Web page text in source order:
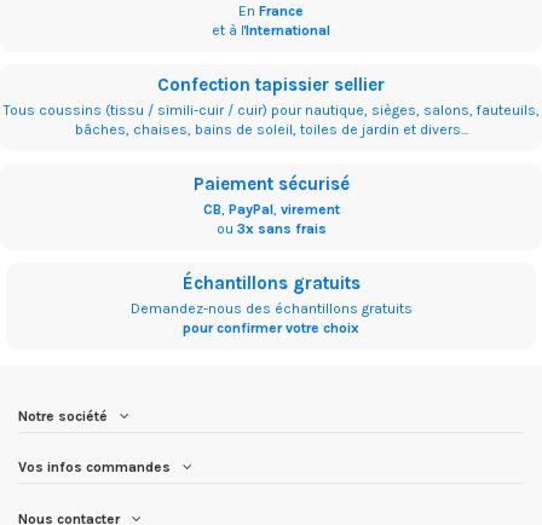
En France
et à l'International
Confection tapissier sellier
Tous coussins (tissu / simili-cuir / cuir) pour nautique, sièges, salons, fauteuils,
bâches, chaises, bains de soleil, toiles de jardin et divers...
Paiement sécurisé
CB, PayPal, virement
ou 3x sans frais
Échantillons gratuits
Demandez-nous des échantillons gratuits
pour confirmer votre choix
Notre société
Vos infos commandes
Nous contacter